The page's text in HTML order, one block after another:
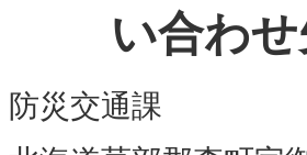
い合わ
防災交通課